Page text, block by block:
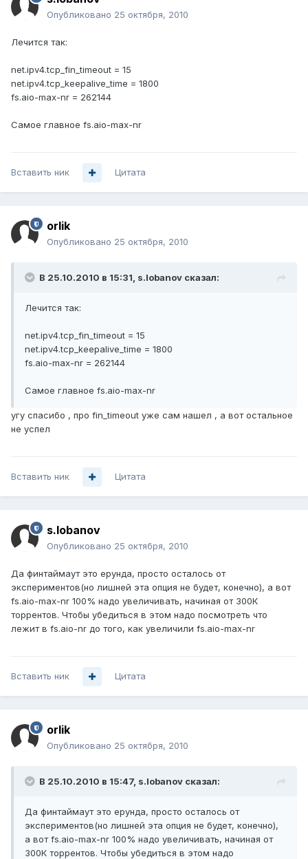
Опубликовано 25 октября, 2010
Лечится так:
net.ipv4.tcp_fin_timeout = 15
net.ipv4.tcp_keepalive_time = 1800
fs.aio-max-nr = 262144
Самое главное fs.aio-max-nr
Вставить ник Цитата
orlik
Опубликовано 25 октября, 2010
В 25.10.2010 в 15:31, s.lobanov сказал:
Лечится так:
net.ipv4.tcp_fin_timeout = 15
net.ipv4.tcp_keepalive_time = 1800
fs.aio-max-nr = 262144
Самое главное fs.aio-max-nr
угу спасибо , про fin_timeout уже сам нашел , а вот остальное
не успел
Вставить ник Цитата
s.lobanov
Опубликовано 25 октября, 2010
Да финтаймаут это ерунда, просто осталось от
экспериментов(но лишней эта опция не будет, конечно), а вот
fs.aio-max-nr 100% надо увеличивать, начиная от 300К
торрентов. Чтобы убедиться в этом надо посмотреть что
лежит в fs.aio-nr до того, как увеличили fs.aio-max-nr
Вставить ник Цитата
orlik
Опубликовано 25 октября, 2010
В 25.10.2010 в 15:47, s.lobanov сказал:
Да финтаймаут это ерунда, просто осталось от
экспериментов(но лишней эта опция не будет, конечно),
а вот fs.aio-max-nr 100% надо увеличивать, начиная от
300К торрентов. Чтобы убедиться в этом надо